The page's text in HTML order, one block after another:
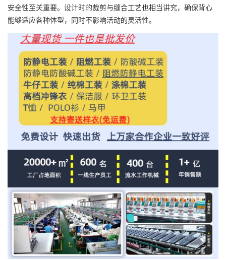
安全性至关重要。设计时的裁剪与缝合工艺也相当讲究，确保背心
能够适应各种体型，同时不影响活动的灵活性。